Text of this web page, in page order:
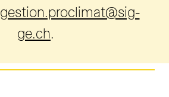
gestion.proclimat@sig-
ge.ch.